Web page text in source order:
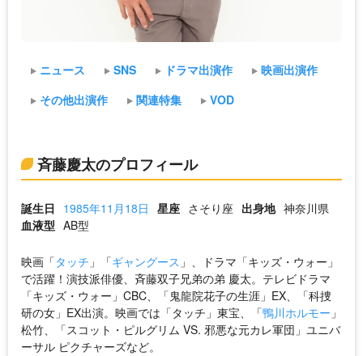
ニュース SNS ドラマ出演作
映画出演作
その他出演作
関連特集 VOD
斉藤慶太のプロフィール
誕生日 1985年11月18日 星座 さそり座 出身地 神奈川県
血液型 AB型
映画「タッチ 」「ギャングース 」、ドラマ「キッズ・ウォー」
で活躍！演技派俳優、斉藤双子兄弟の弟 慶太。テレビドラマ
「キッズ・ウォー」CBC、「鬼龍院花子の生涯」EX、「科捜
研の女」EX出演。映画では「タッチ」東宝、「鴨川ホルモー 」
松竹、「スコット・ピルグリム VS. 邪悪な元カレ軍団」ユニバ
ーサル ピクチャーズなど。